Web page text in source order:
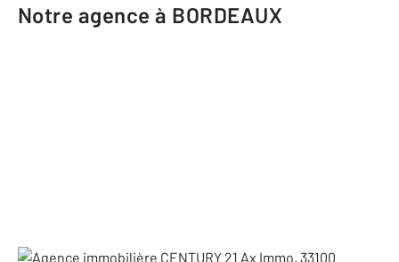
Notre agence à BORDEAUX